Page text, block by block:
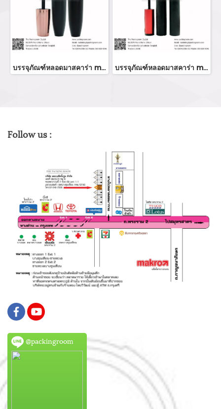
บรรจุภัณฑ์หลอดมาสคาร่า mascara tube/ mascara bottle ขวมมาสคาร่า จำหน่ายบรรจุภัณฑ์เครื่องสำอางทุกประเภท บรรจุภัณฑ์หลอดมาสคาร่า mascara tube/ mascara bottle ขวมมาสคาร่า จำหน่ายบรรจุภัณฑ์เครื่องสำอางทุกประเภท
Follow us :
@packingroom